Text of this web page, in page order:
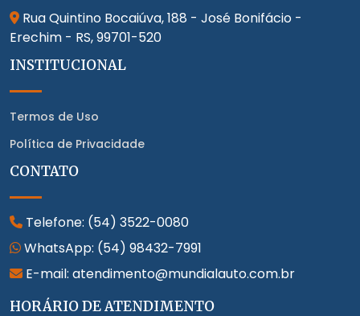
Rua Quintino Bocaiúva, 188 - José Bonifácio -
Erechim - RS,99701-520
INSTITUCIONAL
Termos de Uso
Política de Privacidade
CONTATO
Telefone: (54) 3522-0080
WhatsApp: (54) 98432-7991
E-mail: atendimento@mundialauto.com.br
HORÁRIO DE ATENDIMENTO